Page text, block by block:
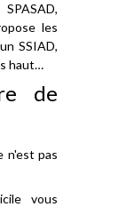
les
SSIAD,
haut…
de
n'est pas
vous